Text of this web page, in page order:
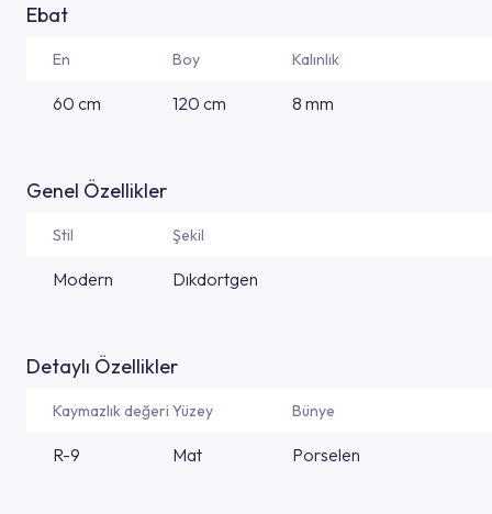
Ebat
En Boy Kalınlık
60 cm 120 cm 8 mm
Genel Özellikler
Stil Şekil
Modern Dıkdortgen
Detaylı Özellikler
Kaymazlık değeri Yüzey Bünye
R-9 Mat Porselen